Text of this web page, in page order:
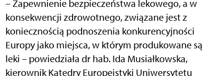
– Zapewnienie bezpieczeństwa lekowego, a w
konsekwencji zdrowotnego, związane jest z
koniecznością podnoszenia konkurencyjności
Europy jako miejsca, w którym produkowane są
leki – powiedziała dr hab. Ida Musiałkowska,
kierownik Katedry Europeistyki Uniwersytetu